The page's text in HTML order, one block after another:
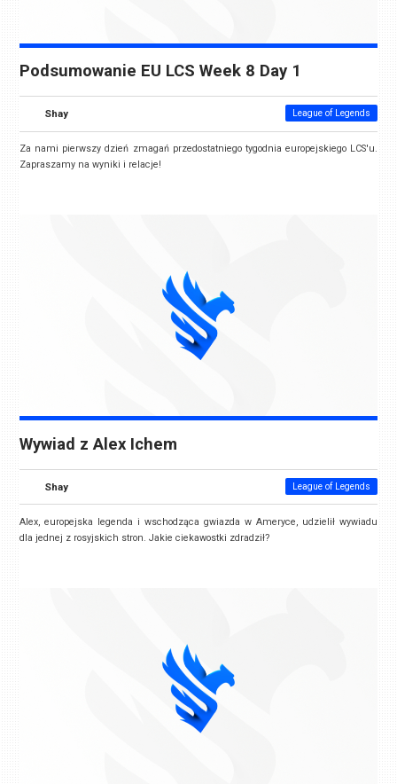
Podsumowanie EU LCS Week 8 Day 1
Shay League of Legends
Za nami pierwszy dzień zmagań przedostatniego tygodnia europejskiego LCS'u.
Zapraszamy na wyniki i relacje!
Wywiad z Alex Ichem
Shay League of Legends
Alex, europejska legenda i wschodząca gwiazda w Ameryce, udzielił wywiadu
dla jednej z rosyjskich stron. Jakie ciekawostki zdradził?